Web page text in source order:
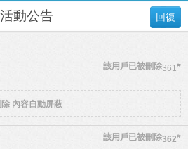
回復
活動公告
361#
該用戶已被刪除
內容自動屏蔽
362#
該用戶已被刪除